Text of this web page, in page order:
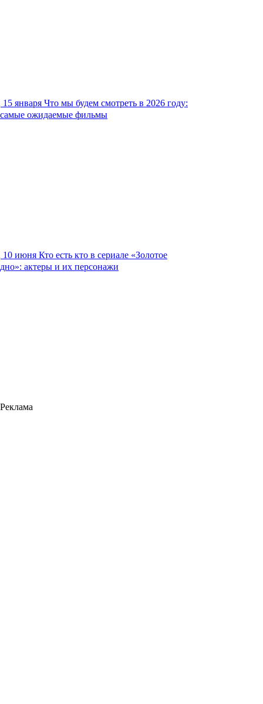
15 января Что мы будем смотреть в 2026 году:
самые ожидаемые фильмы
10 июня Кто есть кто в сериале «Золотое
дно»: актеры и их персонажи
Реклама